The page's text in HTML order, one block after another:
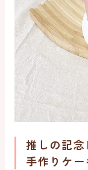
推しの記念
手作りケー